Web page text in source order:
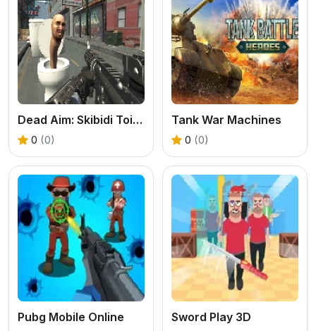
Dead Aim: Skibidi Toilets Attack
0 (0)
Tank War Machines
0 (0)
Pubg Mobile Online Sword Play 3D